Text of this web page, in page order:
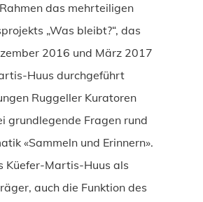
das mehrteiligen
„Was bleibt?“, das
2016 und März 2017
Huus durchgeführt
Ruggeller Kuratoren
grundlegende Fragen rund
«Sammeln und Erinnern».
Küefer-Martis-Huus als
auch die Funktion des